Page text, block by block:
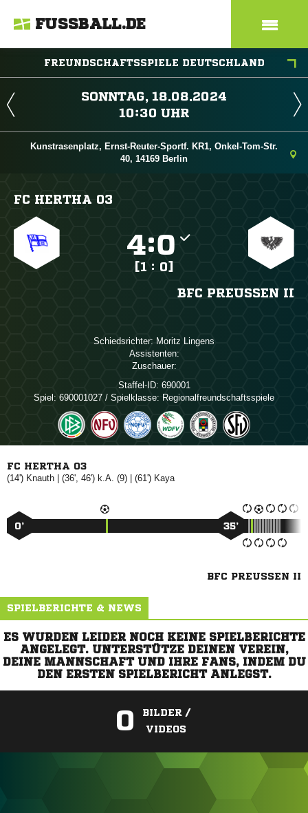
FUSSBALL.DE
FREUNDSCHAFTSSPIELE DEUTSCHLAND
 
 
Kunstrasenplatz, Ernst-Reuter-Sportf. KR1, Onkel-Tom-Str.
40, 14169 Berlin
FC HERTHA 03
:
[1 : 0]
BFC PREUSSEN II
Schiedsrichter:  
Assistenten:
Zuschauer:
Staffel-ID: 690001
Spiel: 690001027 / Spielklasse: Regionalfreundschaftsspiele
FC HERTHA 03
(14')  | (36', 46') k.A. (9) | (61') 
0’ 35’
BFC PREUSSEN II
SPIELBERICHTE & NEWS
ES WURDEN LEIDER NOCH KEINE SPIELBERICHTE
ANGELEGT. UNTERSTÜTZE DEINEN VEREIN,
DEINE MANNSCHAFT UND IHRE FANS, INDEM DU
DEN ERSTEN SPIELBERICHT ANLEGST.
0
BILDER /
VIDEOS